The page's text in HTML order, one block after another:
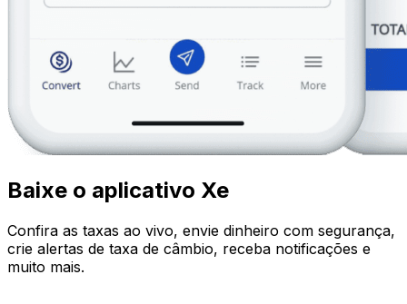
Baixe o aplicativo Xe
Confira as taxas ao vivo, envie dinheiro com segurança,
crie alertas de taxa de câmbio, receba notificações e
muito mais.